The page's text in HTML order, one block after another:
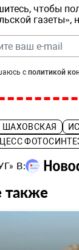
чтобы
газеты»,
с политикой
ШАХОВСКАЯ
В:
также